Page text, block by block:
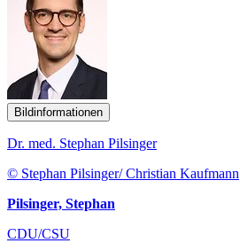
Bildinformationen
Dr. med. Stephan Pilsinger
© Stephan Pilsinger/ Christian Kaufmann
Pilsinger, Stephan
CDU/CSU